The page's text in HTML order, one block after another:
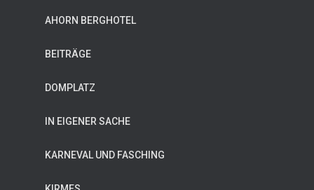
AHORN BERGHOTEL
BEITRÄGE
DOMPLATZ
IN EIGENER SACHE
KARNEVAL UND FASCHING